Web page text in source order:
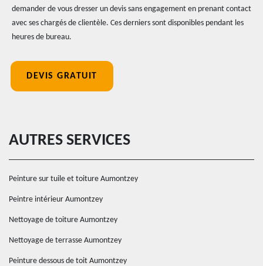
demander de vous dresser un devis sans engagement en prenant contact
avec ses chargés de clientèle. Ces derniers sont disponibles pendant les
heures de bureau.
DEVIS GRATUIT
AUTRES SERVICES
Peinture sur tuile et toiture Aumontzey
Peintre intérieur Aumontzey
Nettoyage de toiture Aumontzey
Nettoyage de terrasse Aumontzey
Peinture dessous de toit Aumontzey